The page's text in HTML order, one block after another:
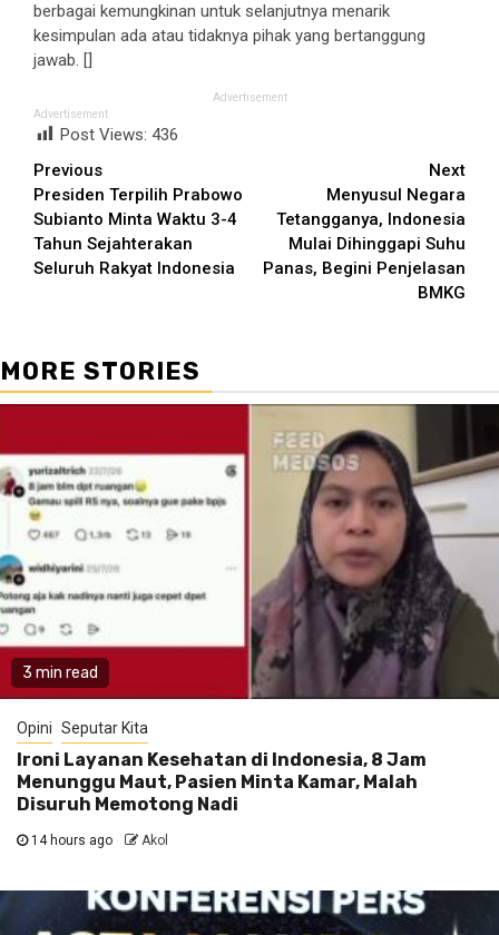
berbagai kemungkinan untuk selanjutnya menarik
kesimpulan ada atau tidaknya pihak yang bertanggung
jawab. []
Advertisement
Advertisement
Post Views: 436
Continue
Reading
Previous
Presiden Terpilih Prabowo
Subianto Minta Waktu 3-4
Tahun Sejahterakan
Seluruh Rakyat Indonesia
Next
Menyusul Negara
Tetangganya, Indonesia
Mulai Dihinggapi Suhu
Panas, Begini Penjelasan
BMKG
MORE STORIES
3 min read
Opini Seputar Kita
Ironi Layanan Kesehatan di Indonesia, 8 Jam
Menunggu Maut, Pasien Minta Kamar, Malah
Disuruh Memotong Nadi
14 hours ago Akol